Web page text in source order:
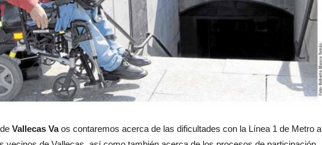
Vallecas Vaos contaremos acerca de las dificultades con la Línea 1 de Metro a